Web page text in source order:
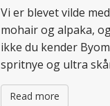
Vi er blevet vilde
mohair og alpaka,
ikke du kender
spritnye og ultra
Read more